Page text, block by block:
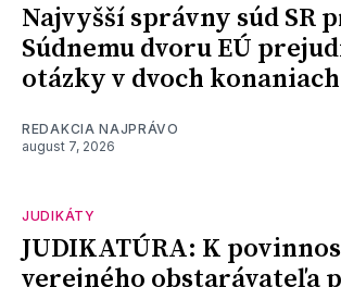
Najvyšší správny súd SR
Súdnemu dvoru EÚ
otázky v dvoch konaniach
REDAKCIA NAJPRÁVO
august 7, 2026
JUDIKÁTY
JUDIKATÚRA: K
verejného obstarávateľa